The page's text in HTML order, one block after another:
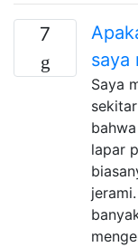
7
saya
Saya
lapar